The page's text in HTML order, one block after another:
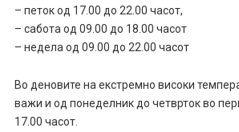
– петок од 17.00 до 22.00 часот,
– сабота од 09.00 до 18.00 часот
– недела од 09.00 до 22.00 часот
Во деновите на екстремно високи
важи и од понеделник до четврток во
17.00 часот.